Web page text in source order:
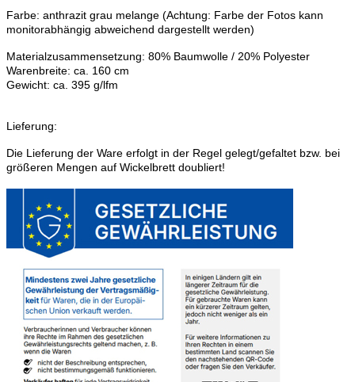
Farbe: anthrazit grau melange (Achtung: Farbe der Fotos kann
monitorabhängig abweichend dargestellt werden)
Materialzusammensetzung: 80% Baumwolle / 20% Polyester
Warenbreite: ca. 160 cm
Gewicht: ca. 395 g/lfm
Lieferung:
Die Lieferung der Ware erfolgt in der Regel gelegt/gefaltet bzw. bei
größeren Mengen auf Wickelbrett doubliert!